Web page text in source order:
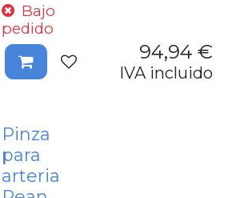
Bajo
pedido
94,94 €
IVA incluido
Pinza
para
arteria